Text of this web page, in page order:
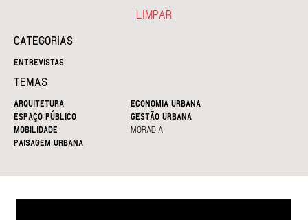
CATEGORIAS
ENTREVISTAS
TEMAS
ARQUITETURA
ECONOMIA URBANA
ESPAÇO PÚBLICO
GESTÃO URBANA
MOBILIDADE
MORADIA
PAISAGEM URBANA
LIMPAR